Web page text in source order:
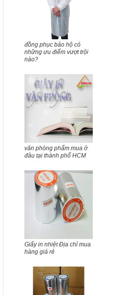
đồng phục bảo hộ có
những ưu điểm vượt trội
nào?
văn phòng phẩm mua ở
đâu tại thành phố HCM
Giấy in nhiệt Địa chỉ mua
hàng giá rẻ